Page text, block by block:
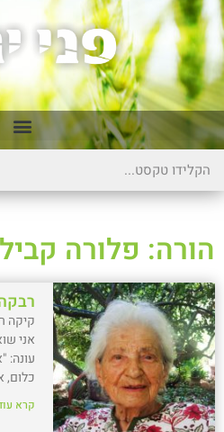
הורה: פלורה
קיקה
אני
עונה:
כלום,
קרא